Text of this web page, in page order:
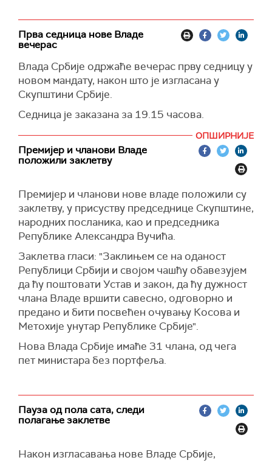
Прва седница нове Владе
вечерас
Влада Србије одржаће вечерас прву седницу у
новом мандату, након што је изгласана у
Скупштини Србије.
Седница је заказана за 19.15 часова.
ОПШИРНИЈЕ
Премијер и чланови Владе
положили заклетву
Премијер и чланови нове владе положили су
заклетву, у присуству председнице Скупштине,
народних посланика, као и председника
Републике Александра Вучића.
Заклетва гласи: "Заклињем се на оданост
Републици Србији и својом чашћу обавезујем
да ћу поштовати Устав и закон, да ћу дужност
члана Владе вршити савесно, одговорно и
предано и бити посвећен очувању Косова и
Метохије унутар Републике Србије".
Нова Влада Србије имаће 31 члана, од чега
пет министара без портфеља.
Пауза од пола сата, следи
полагање заклетве
Након изгласавања нове Владе Србије,